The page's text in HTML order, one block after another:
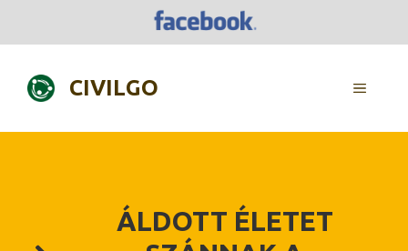
CIVILGO MENU
ÁLDOTT ÉLETET